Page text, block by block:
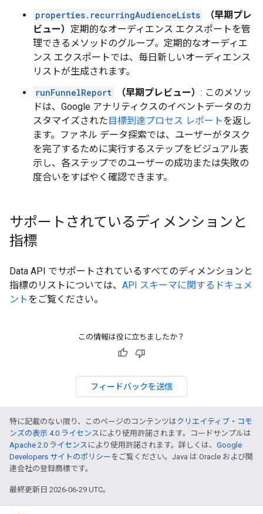
properties.recurringAudienceLists
（早期プレ
ビュー） 定期的なオーディエンス エクスポートを管
理できるメソッドのグループ。定期的なオーディエ
ンス エクスポートでは、毎日新しいオーディエンス
リストが生成されます。
runFunnelReport
（早期プレビュー） : このメソッ
ドは、Google アナリティクスのイベントデータのカ
スタマイズされた目標到達プロセス レポートを返し
ます。ファネル データ探索では、ユーザーがタスク
を完了するために実行するステップをビジュアル表
示し、各ステップでのユーザーの成功または失敗の
度合いをすばやく確認できます。
サポートされているディメンションと
指標
Data API でサポートされているすべてのディメンションと
指標のリストについては、 API スキーマに関するドキュメ
ントをご覧ください。
この情報は役に立ちましたか？
フィードバックを送信
特に記載のない限り、このページのコンテンツはクリエイティブ・コモ
ンズの表示 4.0 ライセンス により使用許諾されます。コードサンプルは
Apache 2.0 ライセンス により使用許諾されます。詳しくは、 Google
Developers サイトのポリシー をご覧ください。Java は Oracle および関
連会社の登録商標です。
最終更新日 2026-06-29 UTC。